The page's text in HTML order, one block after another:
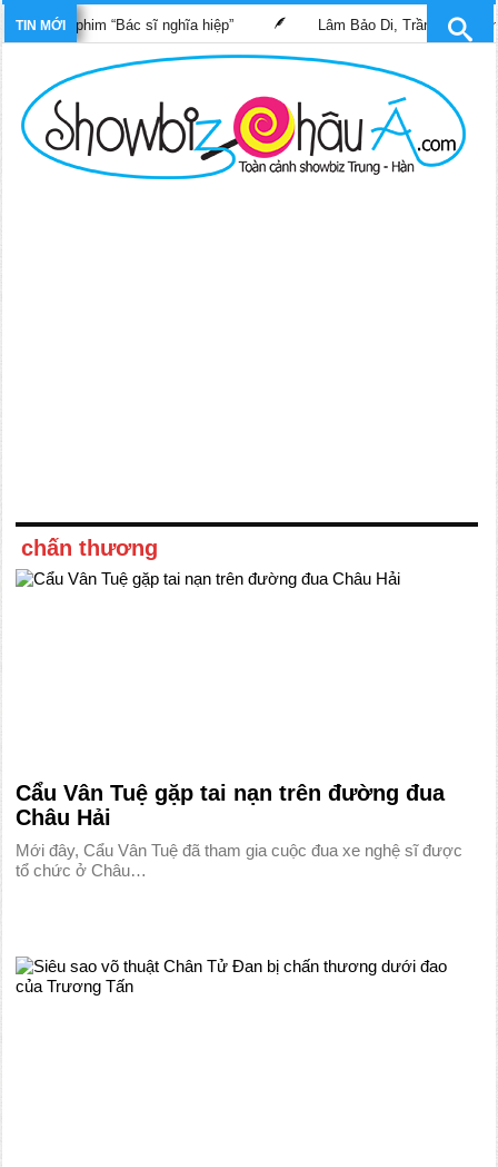
TIN MỚIphim “Bác sĩ nghĩa hiệp” Lâm Bảo Di, Trần Pháp Dung
chấn thương
Cẩu Vân Tuệ gặp tai nạn trên đường đua
Châu Hải
Mới đây, Cẩu Vân Tuệ đã tham gia cuộc đua xe nghệ sĩ được
tổ chức ở Châu…